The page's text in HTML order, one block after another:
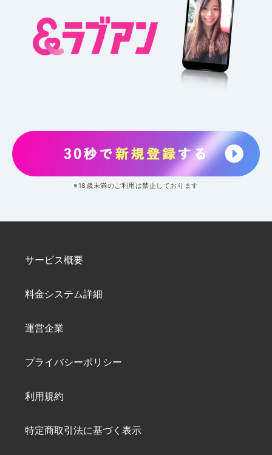
※18歳未満のご利用は禁止しております
サービス概要
料金システム詳細
運営企業
プライバシーポリシー
利用規約
特定商取引法に基づく表示